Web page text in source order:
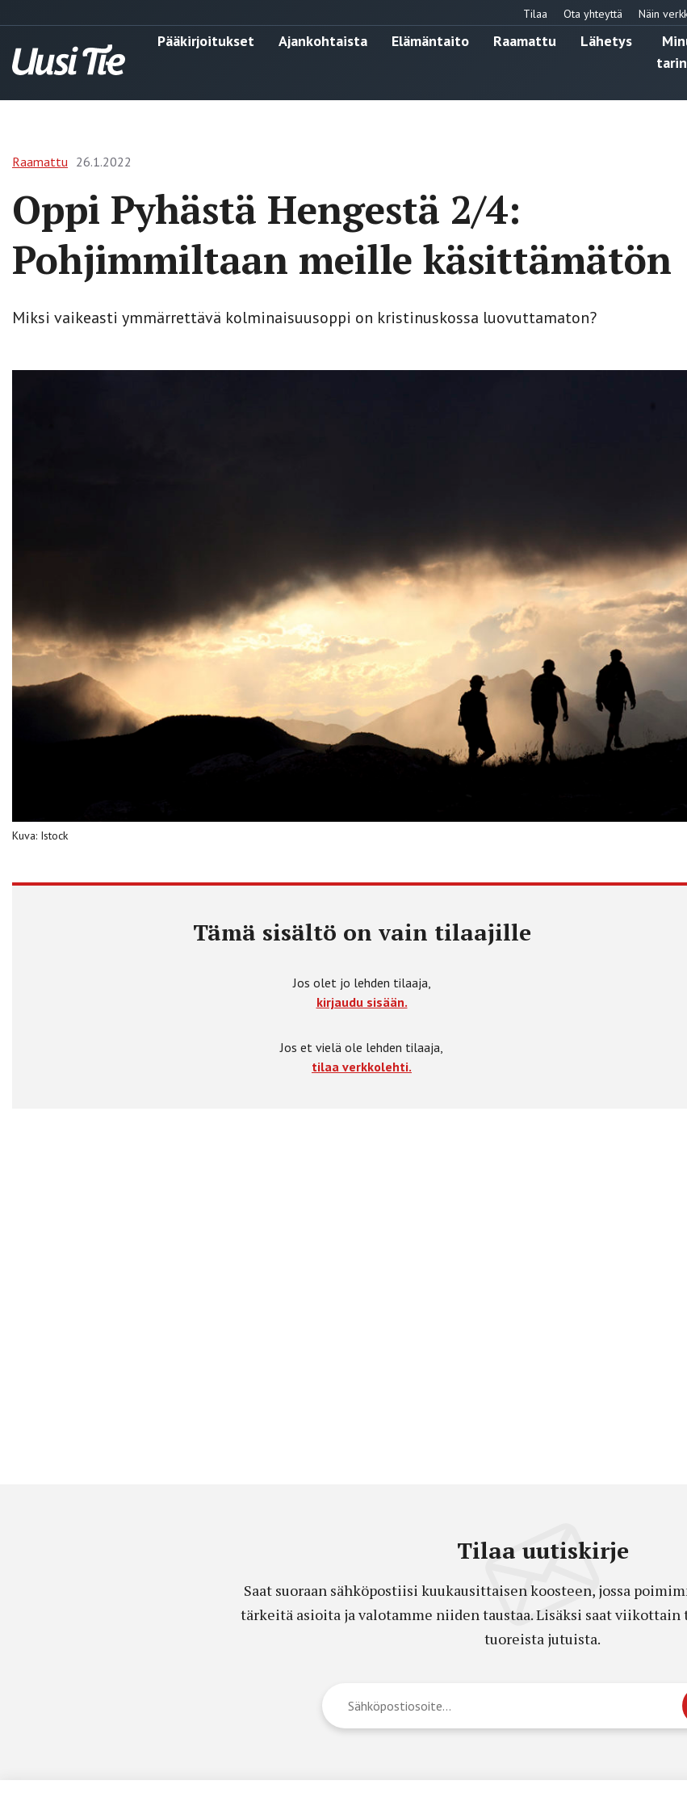
Tilaa Ota yhteyttä Näin
Pääkirjoitukset Ajankohtaista Elämäntaito Raamattu Lähetys
Raamattu 26.1.2022
Oppi Pyhästä Hengestä 2/4:
Pohjimmiltaan meille käsittämätön
Miksi vaikeasti ymmärrettävä kolminaisuusoppi on kristinuskossa luovuttamaton?
Kuva: Istock
Tämä sisältö on vain tilaajille
Jos olet jo lehden tilaaja,
kirjaudu sisään.
Jos et vielä ole lehden tilaaja,
tilaa verkkolehti.
Tilaa uutiskirje
Saat suoraan sähköpostiisi kuukausittaisen koosteen, jossa
tärkeitä asioita ja valotamme niiden taustaa. Lisäksi saat
tuoreista jutuista.